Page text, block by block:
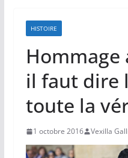
HISTOIRE
Hommage
il faut dire
toute la
1 octobre 2016 Vexilla